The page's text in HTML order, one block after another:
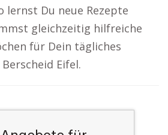
lernst Du neue Rezepte
gleichzeitig hilfreiche
für Dein tägliches
Eifel.